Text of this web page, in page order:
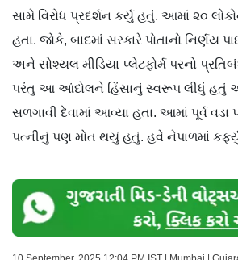
સામે વિરોધ પ્રદર્શન કર્યું હતું. આમાં ૨૦
હતા. જોકે, બાદમાં સરકારે પોતાનો નિર્ણય
અને સોશ્યલ મીડિયા પ્લેટફોર્મ પરનો
પરંતુ આ આંદોલને હિંસાનું સ્વરૂપ લીધું હતું
સળગાવી દેવામાં આવ્યા હતા. આમાં પૂર્વ વડા
પત્નીનું પણ મોત થયું હતું. હવે નેપાળમાં